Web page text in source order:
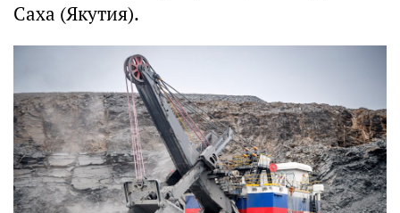
Саха (Якутия).